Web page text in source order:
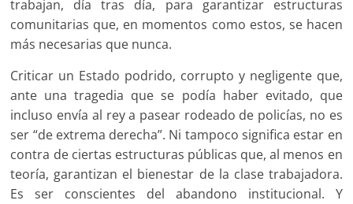
trabajan, día tras día, para garantizar estructuras
comunitarias que, en momentos como estos, se hacen
más necesarias que nunca.
Criticar un Estado podrido, corrupto y negligente que,
ante una tragedia que se podía haber evitado, que
incluso envía al rey a pasear rodeado de policías, no es
ser “de extrema derecha”. Ni tampoco significa estar en
contra de ciertas estructuras públicas que, al menos en
teoría, garantizan el bienestar de la clase trabajadora.
Es ser conscientes del abandono institucional. Y